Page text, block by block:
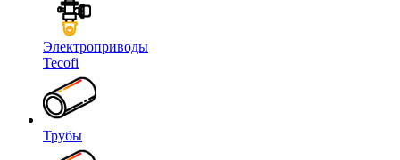
Электроприводы
Tecofi
Трубы